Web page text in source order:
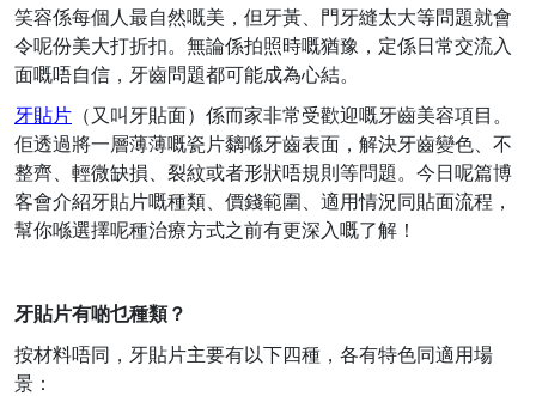
笑容係每個人最自然嘅美，但牙黃、門牙縫太大等問題就會
令呢份美大打折扣。無論係拍照時嘅猶豫，定係日常交流入
面嘅唔自信，牙齒問題都可能成為心結。
牙貼片 （又叫牙貼面）係而家非常受歡迎嘅牙齒美容項目。
佢透過將一層薄薄嘅瓷片黐喺牙齒表面，解決牙齒變色、不
整齊、輕微缺損、裂紋或者形狀唔規則等問題。今日呢篇博
客會介紹牙貼片嘅種類、價錢範圍、適用情況同貼面流程，
幫你喺選擇呢種治療方式之前有更深入嘅了解！
牙貼片有啲乜種類？
按材料唔同，牙貼片主要有以下四種，各有特色同適用場
景：